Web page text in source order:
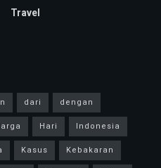
Travel
dari
dengan
Hari
Indonesia
Kasus
Kebakaran